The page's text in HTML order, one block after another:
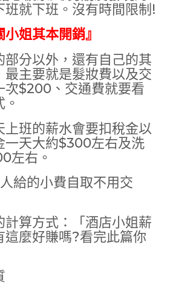
班就下班。沒有時間限制!
小姐其本開銷』
部分以外，還有自己的其
最主要就是髮妝費以及交
次$200、交通費就要看
上班的薪水會要扣稅金以
一天大約$300左右及洗
左右。
給的小費自取不用交
計算方式：「酒店小姐薪
這麼好賺嗎?看完此篇你